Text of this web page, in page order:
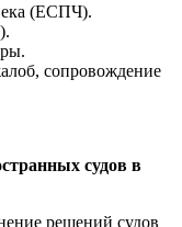
(ЕСПЧ).
сопровождение
судов в
решений судов